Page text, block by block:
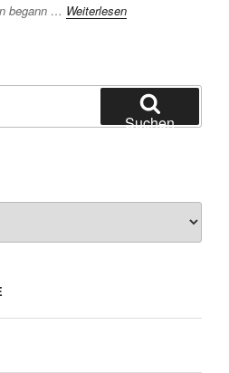
begann … Weiterlesen
Suchen